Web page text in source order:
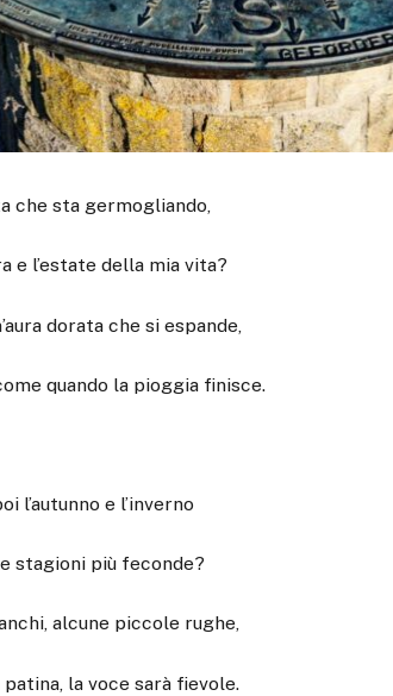
che sta germogliando,
e l’estate della mia vita?
dorata che si espande,
quando la pioggia finisce.
l’autunno e l’inverno
stagioni più feconde?
alcune piccole rughe,
la voce sarà fievole.